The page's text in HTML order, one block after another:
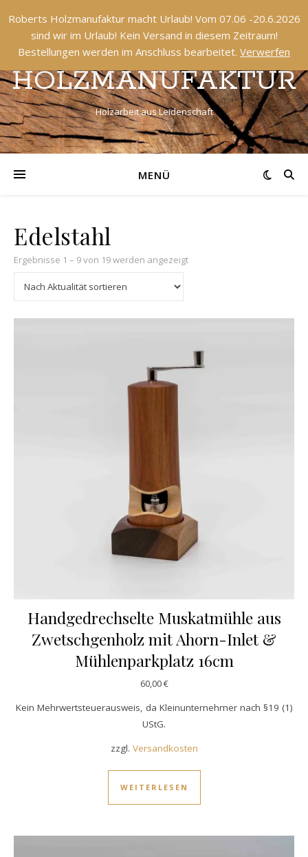
Roberts Holzmanufaktur macht Urlaub! Vom 07.06 -20.6.2026
sind wir im Urlaub! Kein Versand in diesem Zeitraum!
Bestellungen werden im Anschluss bearbeitet. Verwerfen
ROBERTS
HOLZMANUFAKTUR
Holzarbeit aus Leidenschaft
MENÜ
Edelstahl
Ergebnisse 1 – 9 von 19 werden angezeigtNach Aktualität sortiert
Handgedrechselte Muskatmühle aus
Zwetschgenholz mit Ahorn-Inlet &
Mühlenparkplatz 16cm
60,00€
Kein Mehrwertsteuerausweis, da Kleinunternehmer nach §19 (1)
UStG.
zzgl. Versandkosten
WEITERLESEN